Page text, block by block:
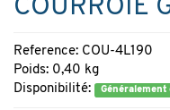
COURROIE
Reference: COU-4L190
Poids: 0,40 kg
Disponibilité:
Généralement